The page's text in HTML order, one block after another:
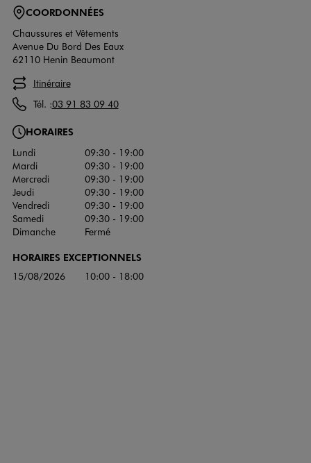
COORDONNÉES
Chaussures et Vêtements
Avenue Du Bord Des Eaux
62110 Henin Beaumont
Itinéraire
Tél. :03 91 83 09 40
HORAIRES
Lundi
09:30 - 19:00
Mardi
09:30 - 19:00
Mercredi
09:30 - 19:00
Jeudi
09:30 - 19:00
Vendredi
09:30 - 19:00
Samedi
09:30 - 19:00
Dimanche
Fermé
HORAIRES EXCEPTIONNELS
15/08/2026 10:00 - 18:00